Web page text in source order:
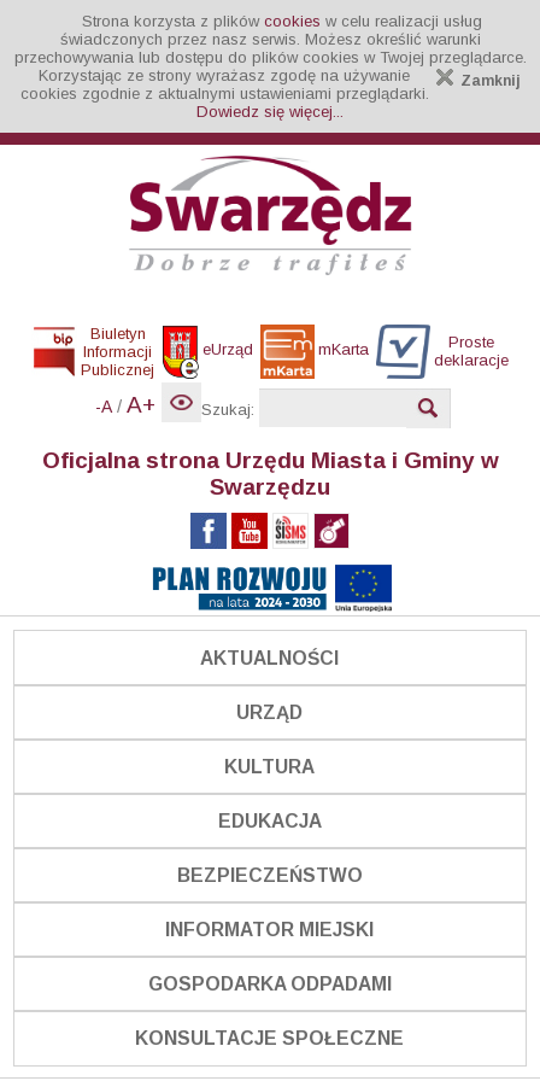
Strona korzysta z plików cookies w celu realizacji usług
świadczonych przez nasz serwis. Możesz określić warunki
przechowywania lub dostępu do plików cookies w Twojej przeglądarce.
Zamknij
Korzystając ze strony wyrażasz zgodę na używanie
cookies zgodnie z aktualnymi ustawieniami przeglądarki.
Dowiedz się więcej...
Biuletyn
Informacji
Publicznej
eUrząd mKarta
Proste
deklaracje
-A / A+ Szukaj:
Oficjalna strona Urzędu Miasta i Gminy w
Swarzędzu
AKTUALNOŚCI
URZĄD
KULTURA
EDUKACJA
BEZPIECZEŃSTWO
INFORMATOR MIEJSKI
GOSPODARKA ODPADAMI
KONSULTACJE SPOŁECZNE